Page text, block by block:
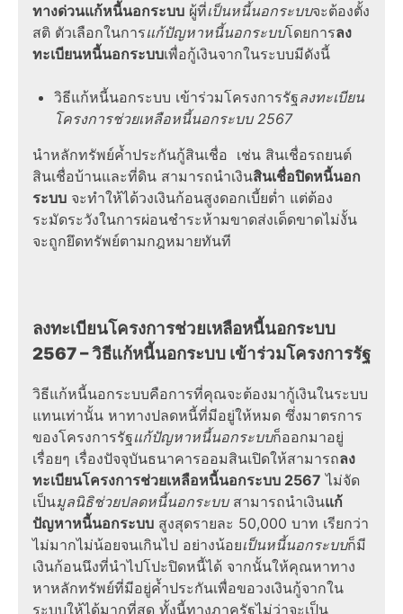
ทางด่วนแก้หนี้นอกระบบ ผู้ที่เป็นหนี้นอกระบบจะต้องตั้ง
สติ ตัวเลือกในการแก้ปัญหาหนี้นอกระบบโดยการลง
ทะเบียนหนี้นอกระบบเพื่อกู้เงินจากในระบบมีดังนี้
วิธีแก้หนี้นอกระบบ เข้าร่วมโครงการรัฐลงทะเบียน
โครงการช่วยเหลือหนี้นอกระบบ 2567
นำหลักทรัพย์ค้ำประกันกู้สินเชื่อ เช่น สินเชื่อรถยนต์
สินเชื่อบ้านและที่ดิน สามารถนำเงินสินเชื่อปิดหนี้นอก
ระบบ จะทำให้ได้วงเงินก้อนสูงดอกเบี้ยต่ำ แต่ต้อง
ระมัดระวังในการผ่อนชำระห้ามขาดส่งเด็ดขาดไม่งั้น
จะถูกยึดทรัพย์ตามกฎหมายทันที
ลงทะเบียนโครงการช่วยเหลือหนี้นอกระบบ
2567–วิธีแก้หนี้นอกระบบ เข้าร่วมโครงการรัฐ
วิธีแก้หนี้นอกระบบคือการที่คุณจะต้องมากู้เงินในระบบ
แทนเท่านั้น หาทางปลดหนี้ที่มีอยู่ให้หมด ซึ่งมาตรการ
ของโครงการรัฐแก้ปัญหาหนี้นอกระบบก็ออกมาอยู่
เรื่อยๆ เรื่องปัจจุบันธนาคารออมสินเปิดให้สามารถลง
ทะเบียนโครงการช่วยเหลือหนี้นอกระบบ 2567 ไม่จัด
เป็นมูลนิธิช่วยปลดหนี้นอกระบบ สามารถนำเงินแก้
ปัญหาหนี้นอกระบบ สูงสุดรายละ 50,000 บาท เรียกว่า
ไม่มากไม่น้อยจนเกินไป อย่างน้อยเป็นหนี้นอกระบบก็มี
เงินก้อนนึงที่นำไปโปะปิดหนี้ได้ จากนั้นให้คุณหาทาง
หาหลักทรัพย์ที่มีอยู่ค้ำประกันเพื่อขอวงเงินกู้จากใน
ระบบให้ได้มากที่สุด ทั้งนี้ทางภาครัฐไม่ว่าจะเป็น